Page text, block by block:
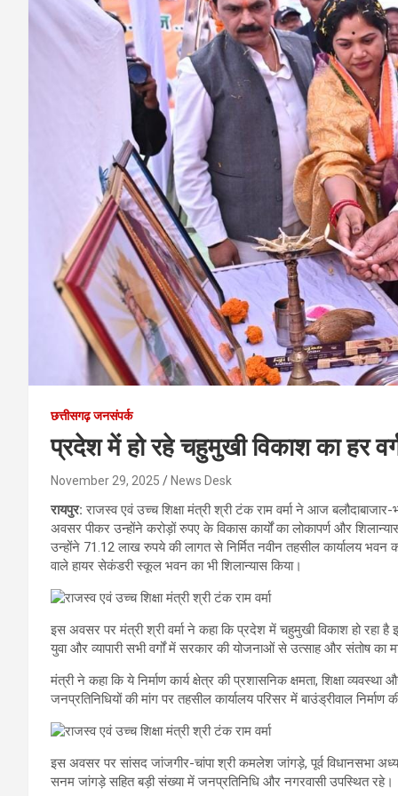
छत्तीसगढ़ जनसंपर्क
प्रदेश में हो रहे चहुमुखी विकाश का हर
November 29, 2025 News Desk
रायपुर:राजस्व एवं उच्च शिक्षा मंत्री श्री टंक राम वर्मा ने आज
अवसर पीकर उन्होंने करोड़ों रुपए के विकास कार्यों का लोकापर्ण और
उन्होंने 71.12 लाख रुपये की लागत से निर्मित नवीन तहसील कार्यालय
वाले हायर सेकंडरी स्कूल भवन का भी शिलान्यास किया।
इस अवसर पर मंत्री श्री वर्मा ने कहा कि प्रदेश में चहुमुखी विकाश हो रहा है
युवा और व्यापारी सभी वर्गों में सरकार की योजनाओं से उत्साह और संतोष का
मंत्री ने कहा कि ये निर्माण कार्य क्षेत्र की प्रशासनिक क्षमता, शिक्षा
जनप्रतिनिधियों की मांग पर तहसील कार्यालय परिसर में बाउंड्रीवाल निर्माण
इस अवसर पर सांसद जांजगीर-चांपा श्री कमलेश जांगड़े, पूर्व विधानसभा
सनम जांगड़े सहित बड़ी संख्या में जनप्रतिनिधि और नगरवासी उपस्थित रहे।